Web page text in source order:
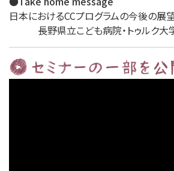
日本におけるCCプログラムの今後の展
長野県立こども病院・トゥルク大